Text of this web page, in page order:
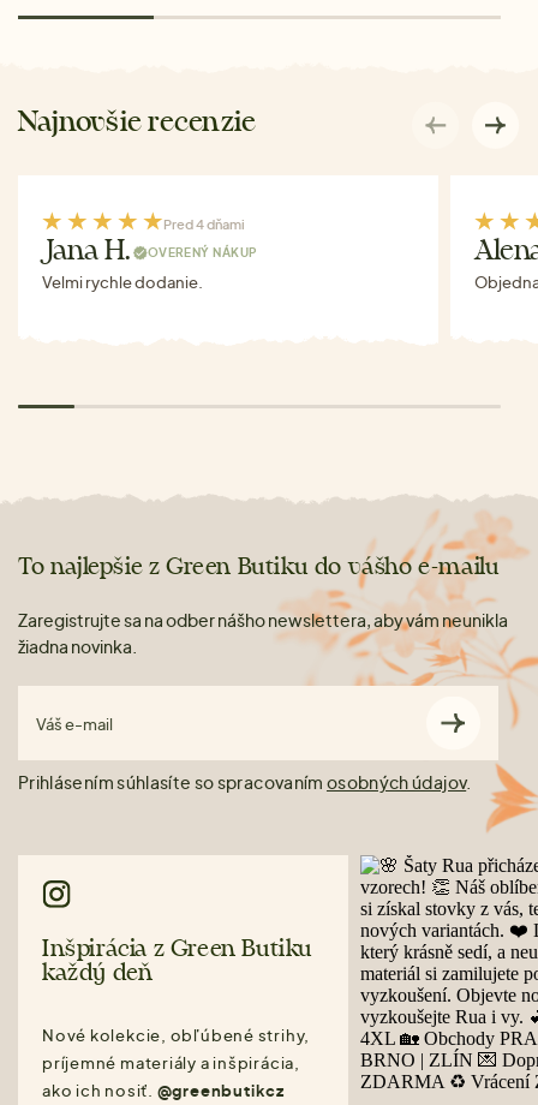
Najnovšie recenzie
Pred 4 dňami
Jana H. OVERENÝ NÁKUP
Velmi rychle dodanie.
To najlepšie z Green Butiku do vášho e-mailu
Zaregistrujte sa na odber nášho newslettera, aby vám neunikla
žiadna novinka.
Váš e-mail
Prihlásením súhlasíte so spracovaním osobných údajov.
Inšpirácia z Green Butiku
každý deň
Nové kolekcie, obľúbené strihy,
príjemné materiály a inšpirácia,
ako ich nosiť. @greenbutikcz